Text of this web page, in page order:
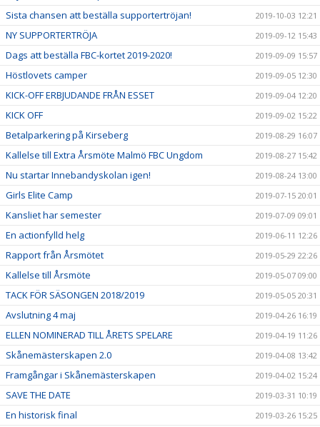
Sista chansen att beställa supportertröjan! 2019-10-03 12:21
NY SUPPORTERTRÖJA 2019-09-12 15:43
Dags att beställa FBC-kortet 2019-2020! 2019-09-09 15:57
Höstlovets camper 2019-09-05 12:30
KICK-OFF ERBJUDANDE FRÅN ESSET 2019-09-04 12:20
KICK OFF 2019-09-02 15:22
Betalparkering på Kirseberg 2019-08-29 16:07
Kallelse till Extra Årsmöte Malmö FBC Ungdom 2019-08-27 15:42
Nu startar Innebandyskolan igen! 2019-08-24 13:00
Girls Elite Camp 2019-07-15 20:01
Kansliet har semester 2019-07-09 09:01
En actionfylld helg 2019-06-11 12:26
Rapport från Årsmötet 2019-05-29 22:26
Kallelse till Årsmöte 2019-05-07 09:00
TACK FÖR SÄSONGEN 2018/2019 2019-05-05 20:31
Avslutning 4 maj 2019-04-26 16:19
ELLEN NOMINERAD TILL ÅRETS SPELARE 2019-04-19 11:26
Skånemästerskapen 2.0 2019-04-08 13:42
Framgångar i Skånemästerskapen 2019-04-02 15:24
SAVE THE DATE 2019-03-31 10:19
En historisk final 2019-03-26 15:25